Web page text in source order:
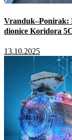
Vranduk–Ponirak:
dionice Koridora
13.10.2025